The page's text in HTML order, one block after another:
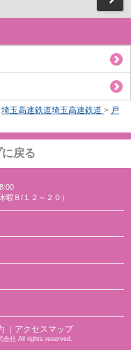
埼玉高速鉄道埼玉高速鉄道 > 戸
戻る
暇８/１２～２０）
｜アクセスマップ
会社 All rights reserved.